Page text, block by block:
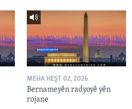
MEHA HEŞT 02, 2026
Bernameyên radyoyê yên
rojane